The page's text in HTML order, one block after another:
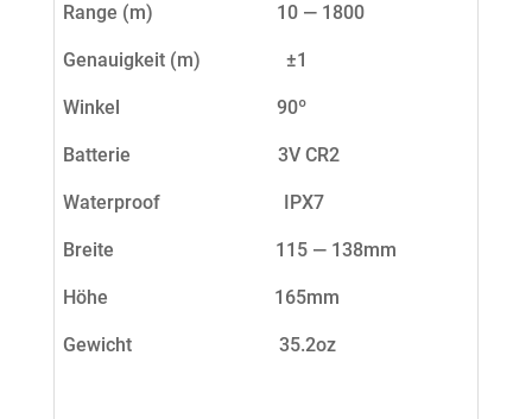
Range (m) 10 — 1800
Genauigkeit (m) ±1
Winkel 90º
Batterie 3V CR2
Waterproof IPX7
Breite 115 — 138mm
Höhe 165mm
Gewicht 35.2oz